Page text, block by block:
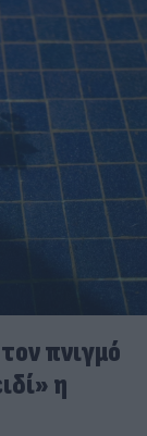
πνιγμό
η